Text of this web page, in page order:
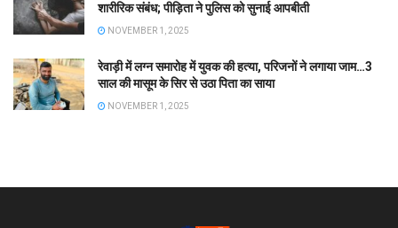
शारीरिक संबंध; पीड़िता ने पुलिस को सुनाई आपबीती
NOVEMBER 1, 2025
रेवाड़ी में लग्न समारोह में युवक की हत्या, परिजनों ने लगाया जाम…3
साल की मासूम के सिर से उठा पिता का साया
NOVEMBER 1, 2025